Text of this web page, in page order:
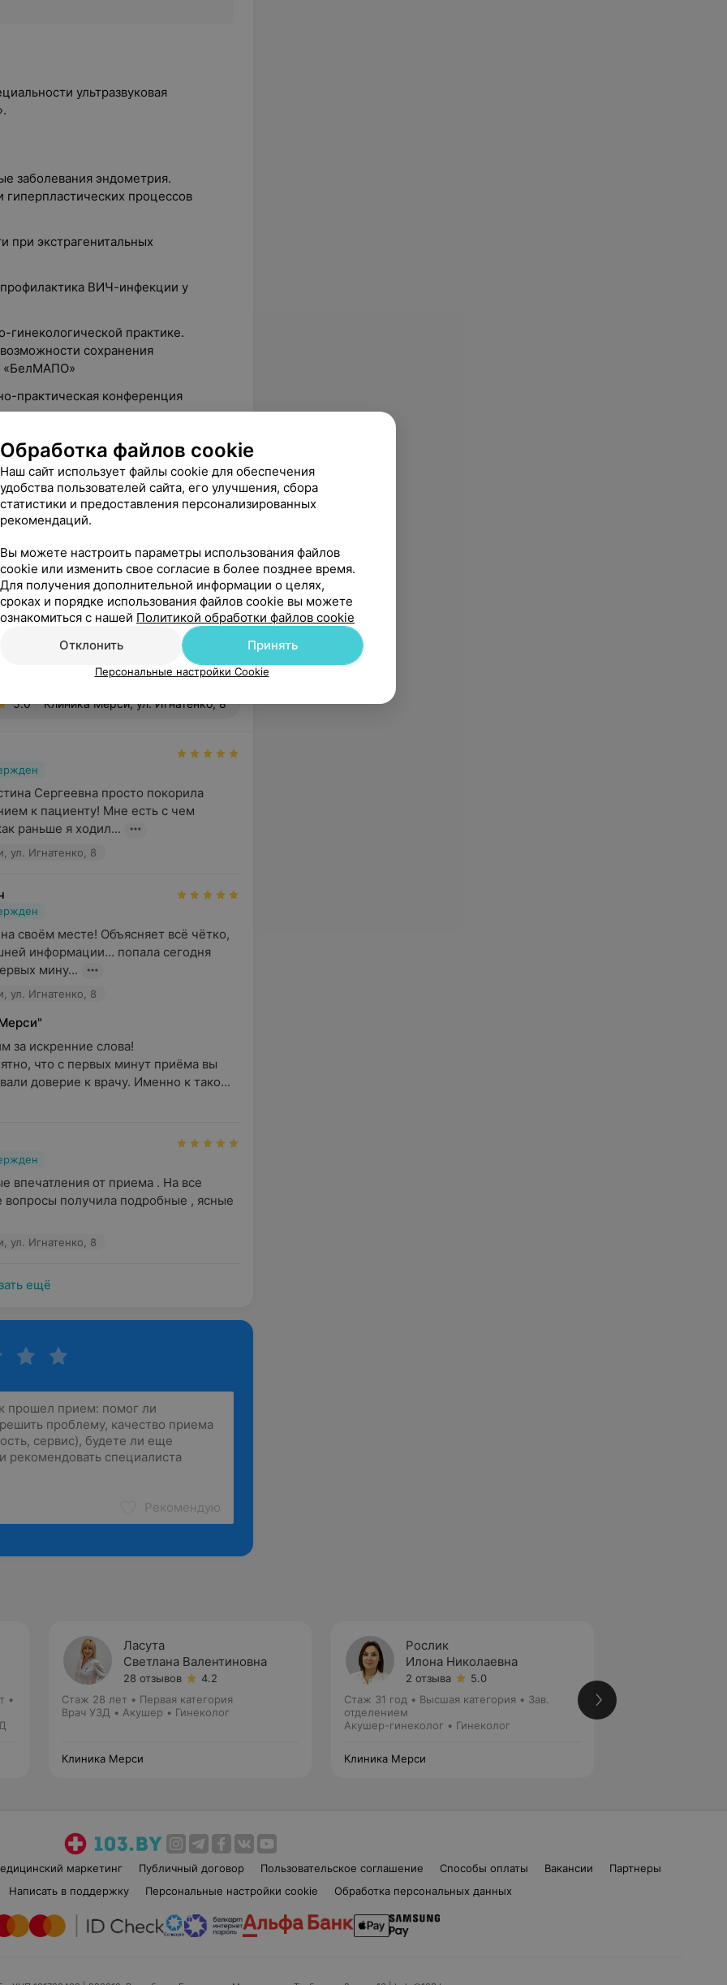
ультразвуковая
заболевания эндометрия.
процессов
при экстрагенитальных
ВИЧ-инфекции у
практике.
сохранения
«БелМАПО»
практическая конференция
шейки матки. Методы
исследования.
и лечения заболеваний
форум с международным
и гинекологии. Современные
ГУО «ГомГМУ»
медицинской помощи
5.0 Клиника Мерси, ул. Игнатенко, 8
Сергеевна просто покорила
к пациенту! Мне есть с чем
раньше я ходил...
ул. Игнатенко, 8
своём месте! Объясняет всё чётко,
информации… попала сегодня
мину...
ул. Игнатенко, 8
за искренние слова!
что с первых минут приёма вы
доверие к врачу. Именно к тако...
впечатления от приема . На все
получила подробные , ясные
ул. Игнатенко, 8
ещё
Рекомендую
•
Ласута
Светлана Валентиновна
28 отзывов
4.2
Стаж 28 лет • Первая категория
Врач УЗД • Акушер • Гинеколог
Клиника Мерси
Рослик
Илона Николаевна
2 отзыва
5.0
Стаж 31 год • Высшая категория • Зав.
отделением
Акушер-гинеколог • Гинеколог
Клиника Мерси
маркетинг Публичный договор Пользовательское соглашение Способы оплаты Вакансии
Партнеры
Написать в поддержку Персональные настройки cookie Обработка персональных данных
Обработка файлов cookie
Наш сайт использует файлы cookie для обеспечения
удобства пользователей сайта, его улучшения, сбора
статистики и предоставления персонализированных
рекомендаций.
Вы можете настроить параметры использования файлов
cookie или изменить свое согласие в более позднее время.
Для получения дополнительной информации о целях,
сроках и порядке использования файлов cookie вы можете
ознакомиться с нашей Политикой обработки файлов cookie
Отклонить
Принять
Персональные настройки Cookie